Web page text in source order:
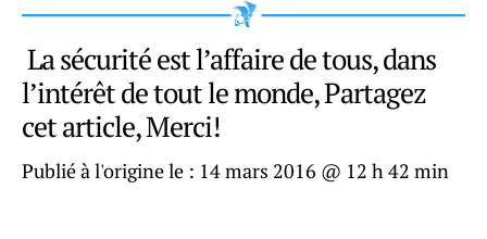
La sécurité est l’affaire de tous, dans
l’intérêt de tout le monde, Partagez
cet article, Merci!
Publié à l'origine le : 14 mars 2016 @ 12 h 42 min